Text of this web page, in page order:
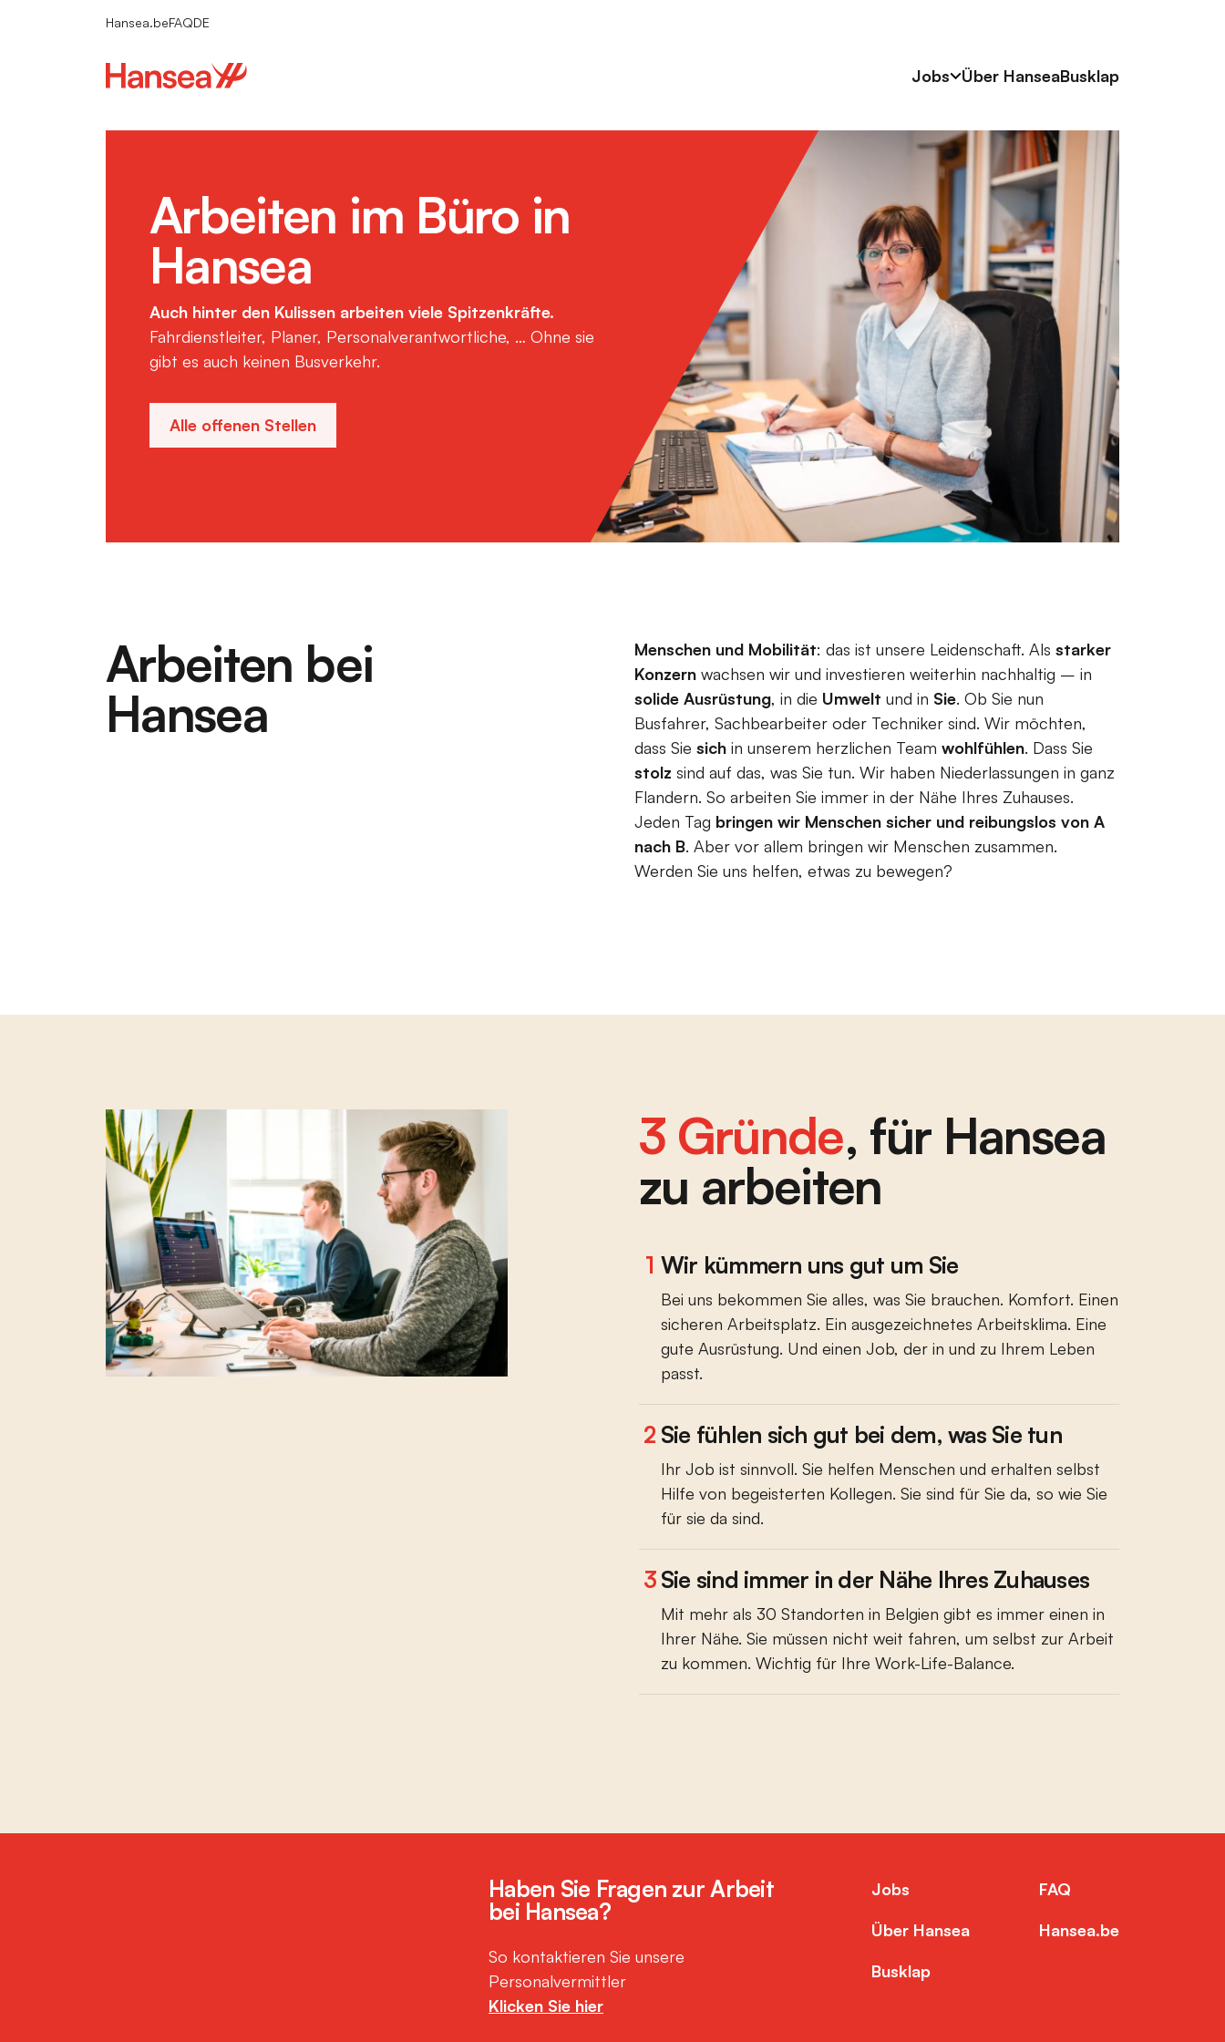
Hansea.beFAQDE
Jobs
Werden Sie
Techniker
Arbeit im
Büro
Jobs
Über HanseaBusklap
Arbeiten im Büro in
Hansea
Auch hinter den Kulissen arbeiten viele Spitzenkräfte.
Fahrdienstleiter, Planer, Personalverantwortliche, … Ohne sie
gibt es auch keinen Busverkehr.
Alle offenen Stellen
Arbeiten bei
Hansea
Menschen und Mobilität: das ist unsere Leidenschaft. Als starker
Konzernwachsen wir und investieren weiterhin nachhaltig – in
solide Ausrüstung, in die Umwelt und in Sie. Ob Sie nun
Busfahrer, Sachbearbeiter oder Techniker sind. Wir möchten,
dass Sie sichin unserem herzlichen Team wohlfühlen. Dass Sie
stolz sind auf das, was Sie tun. Wir haben Niederlassungen in ganz
Flandern. So arbeiten Sie immer in der Nähe Ihres Zuhauses.
Jeden Tag bringen wir Menschen sicher und reibungslos von A
nach B. Aber vor allem bringen wir Menschen zusammen.
Werden Sie uns helfen, etwas zu bewegen?
3 Gründe, für Hansea
zu arbeiten
1 Wir kümmern uns gut um Sie
Bei uns bekommen Sie alles, was Sie brauchen. Komfort. Einen
sicheren Arbeitsplatz. Ein ausgezeichnetes Arbeitsklima. Eine
gute Ausrüstung. Und einen Job, der in und zu Ihrem Leben
passt.
2 Sie fühlen sich gut bei dem, was Sie tun
Ihr Job ist sinnvoll. Sie helfen Menschen und erhalten selbst
Hilfe von begeisterten Kollegen. Sie sind für Sie da, so wie Sie
für sie da sind.
3Sie sind immer in der Nähe Ihres Zuhauses
Mit mehr als 30 Standorten in Belgien gibt es immer einen in
Ihrer Nähe. Sie müssen nicht weit fahren, um selbst zur Arbeit
zu kommen. Wichtig für Ihre Work-Life-Balance.
Haben Sie Fragen zur Arbeit
bei Hansea?
So kontaktieren Sie unsere
Personalvermittler
Klicken Sie hier
Jobs
Über Hansea
Busklap
FAQ
Hansea.be